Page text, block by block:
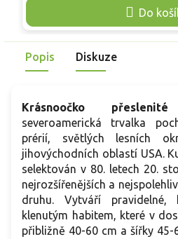
Do
zelené a na podzim zatahují, při
vonět po anýzu. Od července do
V přirozených výsadbách se může
ladí s okrasnými travami i třapatkami.
Popis Diskuze
Krásnoočko
severoamerická trvalka
prérií, světlých lesních
jihovýchodních oblastí USA.
selektován v 80. letech 20.
nejrozšířenějších a
druhu. Vytváří
klenutým habitem, které v
přibližně 40-60 cm a šířky 45-